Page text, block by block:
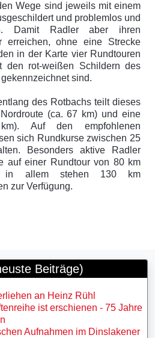
Wege sind jeweils mit einem
und problemlos und
Damit Radler aber ihren
erreichen, ohne eine Strecke
in der Karte vier Rundtouren
den rot-weißen Schildern des
sind.
des Rotbachs teilt dieses
(ca. 67 km) und eine
Auf den empfohlenen
sich Rundkurse zwischen 25
Besonders aktive Radler
auf einer Rundtour von 80 km
in allem stehen 130 km
zur Verfügung.
Beiträge)
an Heinz Rühl
ist erschienen - 75 Jahre
Aufnahmen im Dinslakener